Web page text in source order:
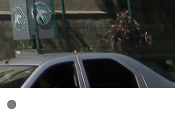
ACEITAR OU
PEDIDO DO TITULAR